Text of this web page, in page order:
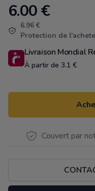
Product information
6.00€
6.96 €
Protection de
Livraison Mondial
À partir de 3.1 €
Couvert par